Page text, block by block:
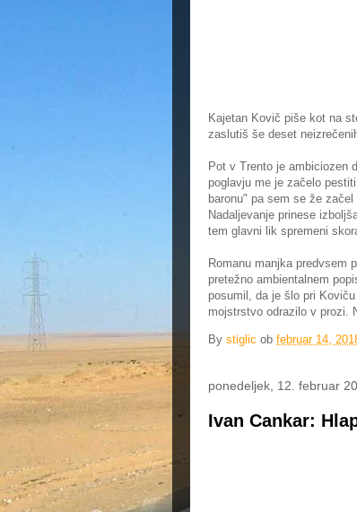
Kajetan Kovič piše kot na
zaslutiš še deset
Pot v Trento je ambiciozen
poglavju me je začelo
baronu" pa sem se že
Nadaljevanje prinese
tem glavni lik spremeni
Romanu manjka predvsem
pretežno ambientalnem
posumil, da je šlo pri
mojstrstvo odrazilo v prozi.
By stiglic ob februar 14,
ponedeljek, 12. februar
Ivan Cankar: